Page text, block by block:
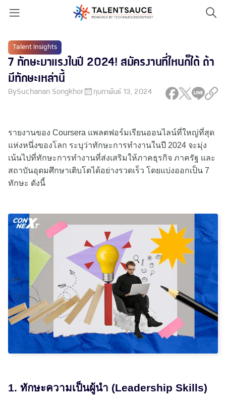
Talent Insights
7 ทักษะมาแรงในปี 2024! สมัครงานที่ไหนก็ได้ ถ้า
มีทักษะเหล่านี้
BySuchanan Songkhor กุมภาพันธ์ 13, 2024
รายงานของ Coursera แพลตฟอร์มเรียนออนไลน์ที่ใหญ่ที่สุด
แห่งหนึ่งของโลก ระบุว่าทักษะการทำงานในปี 2024 จะมุ่ง
เน้นไปที่ทักษะการทำงานที่ส่งเสริมให้ภาคธุรกิจ ภาครัฐ และ
สถาบันอุดมศึกษาเติบโตได้อย่างรวดเร็ว โดยแบ่งออกเป็น 7
ทักษะ ดังนี้
1. ทักษะความเป็นผู้นำ (Leadership Skills)